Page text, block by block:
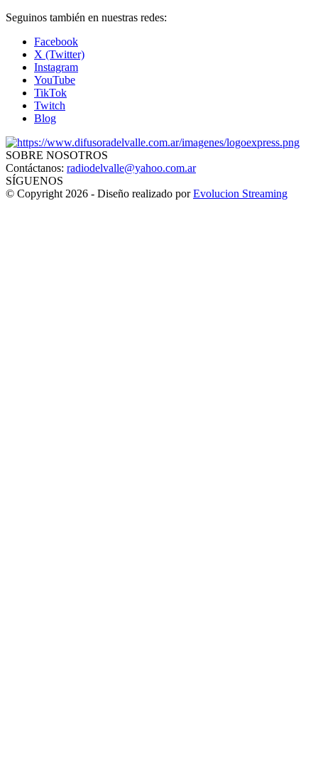
Seguinos también en nuestras redes:
Facebook
X (Twitter)
Instagram
YouTube
TikTok
Twitch
Blog
SOBRE NOSOTROS
Contáctanos: radiodelvalle@yahoo.com.ar
SÍGUENOS
© Copyright 2026 - Diseño realizado porEvolucion Streaming